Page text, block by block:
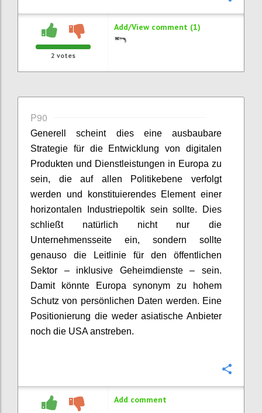
2 votes
Add/View comment (1)
P90
Generell scheint dies eine ausbaubare
Strategie für die Entwicklung von digitalen
Produkten und Dienstleistungen in Europa zu
sein, die auf allen Politikebene verfolgt
werden und konstituierendes Element einer
horizontalen Industriepoltik sein sollte. Dies
schließt natürlich nicht nur die
Unternehmensseite ein, sondern sollte
genauso die Leitlinie für den öffentlichen
Sektor – inklusive Geheimdienste – sein.
Damit könnte Europa synonym zu hohem
Schutz von persönlichen Daten werden. Eine
Positionierung die weder asiatische Anbieter
noch die USA anstreben.
Add comment